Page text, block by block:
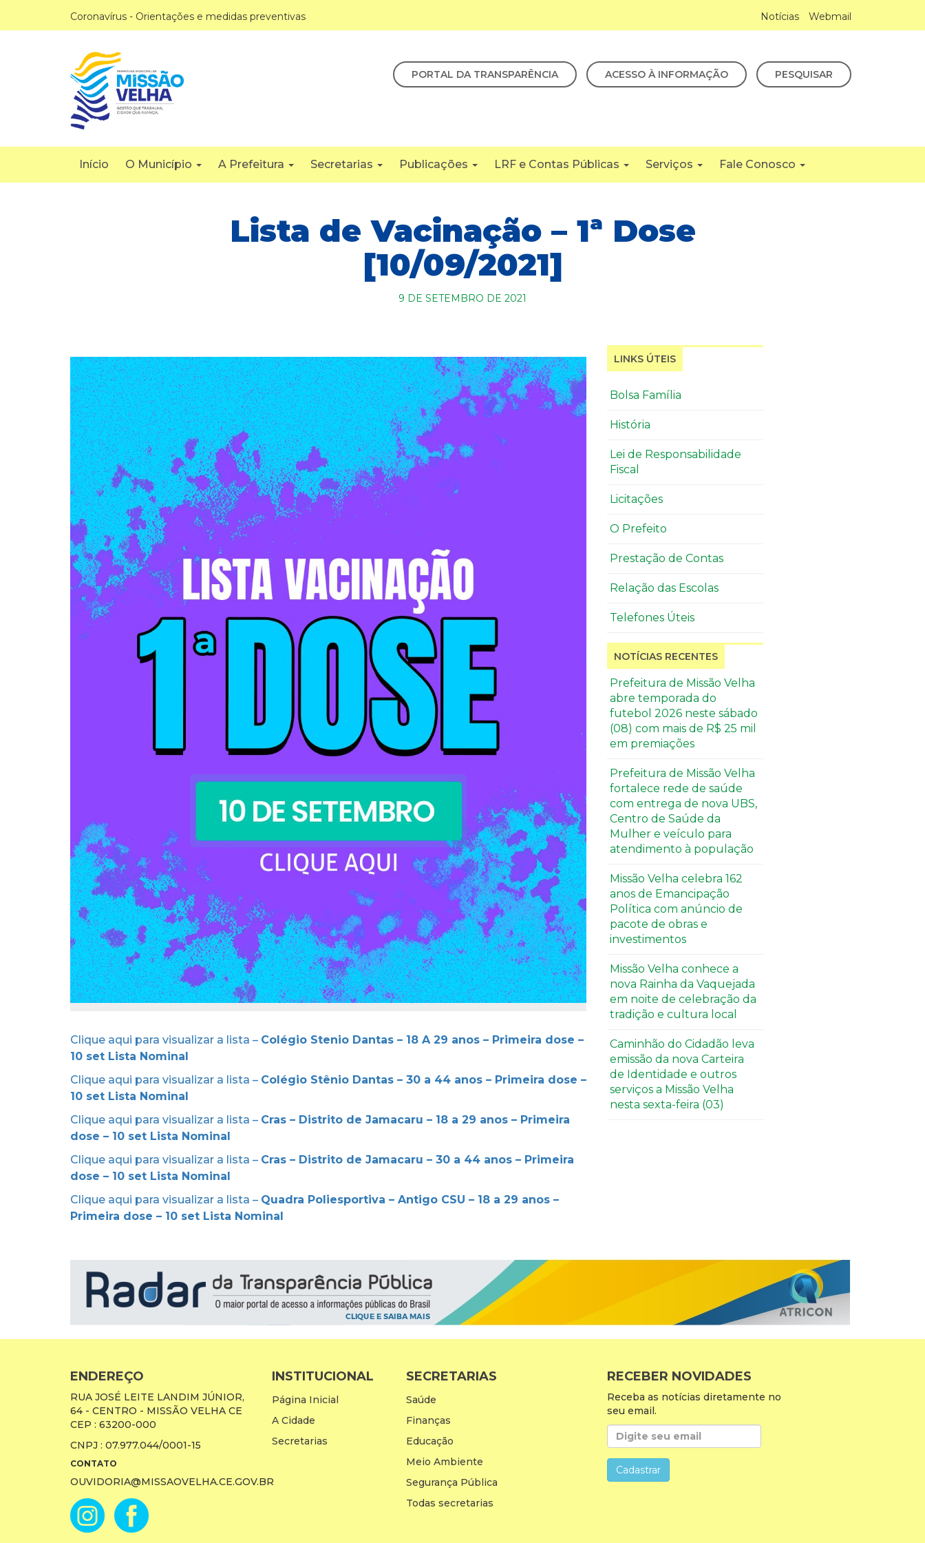
Coronavírus - Orientações e medidas preventivas Notícias Webmail
PORTAL DA TRANSPARÊNCIA ACESSO À INFORMAÇÃO PESQUISAR
Início O Município A Prefeitura Secretarias Publicações LRF e Contas Públicas Serviços Fale Conosco
Lista de Vacinação – 1ª Dose
[10/09/2021]
9 DE SETEMBRO DE 2021
Clique aqui para visualizar a lista – Colégio Stenio Dantas – 18 A 29 anos – Primeira dose –
10 set Lista Nominal
Clique aqui para visualizar a lista – Colégio Stênio Dantas – 30 a 44 anos – Primeira dose –
10 set Lista Nominal
Clique aqui para visualizar a lista – Cras – Distrito de Jamacaru – 18 a 29 anos – Primeira
dose – 10 set Lista Nominal
Clique aqui para visualizar a lista – Cras – Distrito de Jamacaru – 30 a 44 anos – Primeira
dose – 10 set Lista Nominal
Clique aqui para visualizar a lista – Quadra Poliesportiva – Antigo CSU – 18 a 29 anos –
Primeira dose – 10 set Lista Nominal
LINKS ÚTEIS
Bolsa Família
História
Lei de Responsabilidade
Fiscal
Licitações
O Prefeito
Prestação de Contas
Relação das Escolas
Telefones Úteis
NOTÍCIAS RECENTES
Prefeitura de Missão Velha
abre temporada do
futebol 2026 neste sábado
(08) com mais de R$ 25 mil
em premiações
Prefeitura de Missão Velha
fortalece rede de saúde
com entrega de nova UBS,
Centro de Saúde da
Mulher e veículo para
atendimento à população
Missão Velha celebra 162
anos de Emancipação
Política com anúncio de
pacote de obras e
investimentos
Missão Velha conhece a
nova Rainha da Vaquejada
em noite de celebração da
tradição e cultura local
Caminhão do Cidadão leva
emissão da nova Carteira
de Identidade e outros
serviços a Missão Velha
nesta sexta-feira (03)
ENDEREÇO
RUA JOSÉ LEITE LANDIM JÚNIOR,
64 - CENTRO - MISSÃO VELHA CE
CEP : 63200-000
CNPJ : 07.977.044/0001-15
CONTATO
OUVIDORIA@MISSAOVELHA.CE.GOV.BR
INSTITUCIONAL
Página Inicial
A Cidade
Secretarias
SECRETARIAS
Saúde
Finanças
Educação
Meio Ambiente
Segurança Pública
Todas secretarias
RECEBER NOVIDADES
Receba as notícias diretamente no
seu email.